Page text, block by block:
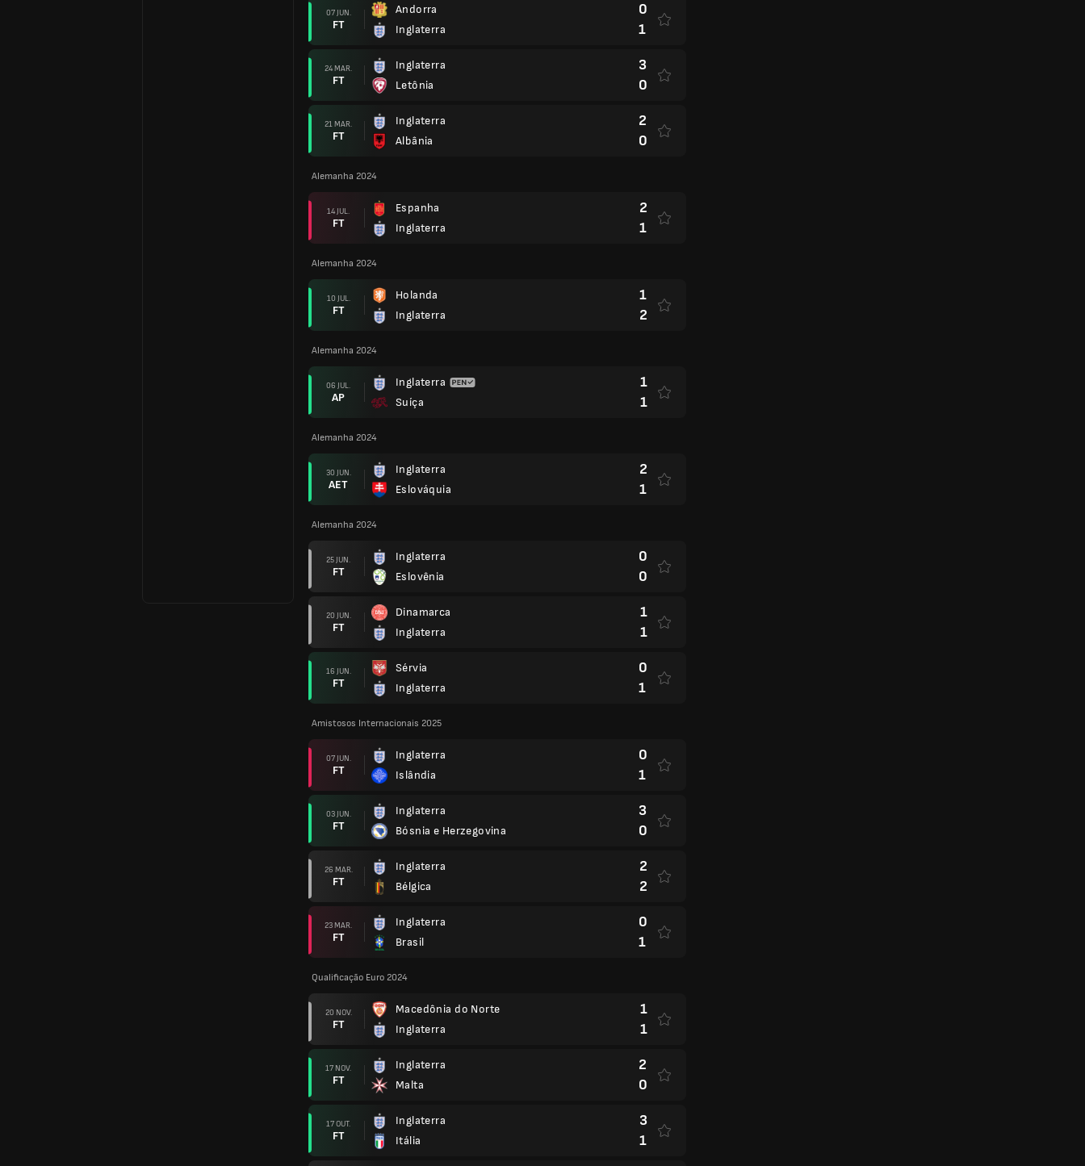
07 JUN.
FT
Andorra
Inglaterra
0
1
24 MAR.
FT
Inglaterra
Letônia
3
0
21 MAR.
FT
Inglaterra
Albânia
2
0
Alemanha 2024
14 JUL.
FT
Espanha
Inglaterra
2
1
Alemanha 2024
10 JUL.
FT
Holanda
Inglaterra
1
2
Alemanha 2024
06 JUL.
AP
Inglaterra
Suíça
1
1
Alemanha 2024
30 JUN.
AET
Inglaterra
Eslováquia
2
1
Alemanha 2024
25 JUN.
FT
Inglaterra
Eslovênia
0
0
20 JUN.
FT
Dinamarca
Inglaterra
1
1
16 JUN.
FT
Sérvia
Inglaterra
0
1
Amistosos Internacionais 2025
07 JUN.
FT
Inglaterra
Islândia
0
1
03 JUN.
FT
Inglaterra
Bósnia e Herzegovina
3
0
26 MAR.
FT
Inglaterra
Bélgica
2
2
23 MAR.
FT
Inglaterra
Brasil
0
1
Qualificação Euro 2024
20 NOV.
FT
Macedônia do Norte
Inglaterra
1
1
17 NOV.
FT
Inglaterra
Malta
2
0
17 OUT.
FT
Inglaterra
Itália
3
1